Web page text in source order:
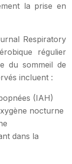
la prise en
Respiratory
régulier
du sommeil de
incluent :
(IAH)
nocturne
dans la